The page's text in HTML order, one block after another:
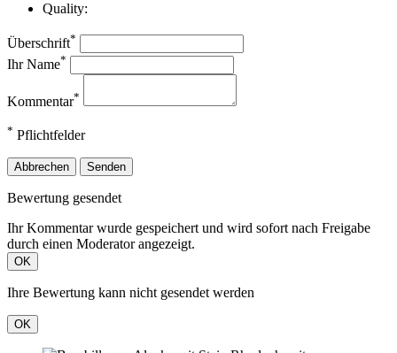
Quality:
Überschrift*
Ihr Name*
Kommentar*
* Pflichtfelder
Abbrechen Senden
Bewertung gesendet
Ihr Kommentar wurde gespeichert und wird sofort nach Freigabe
durch einen Moderator angezeigt.
OK
Ihre Bewertung kann nicht gesendet werden
OK